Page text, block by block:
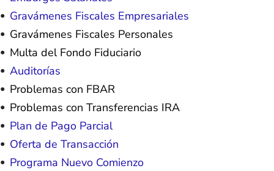
Gravámenes Fiscales Empresariales
Gravámenes Fiscales Personales
Multa del Fondo Fiduciario
Auditorías
Problemas con FBAR
Problemas con Transferencias IRA
Plan de Pago Parcial
Oferta de Transacción
Programa Nuevo Comienzo